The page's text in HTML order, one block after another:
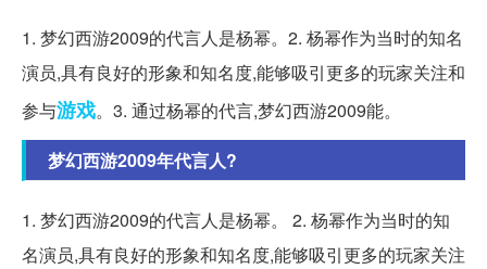
1. 梦幻西游2009的代言人是杨幂。2. 杨幂作为当时的知名
演员,具有良好的形象和知名度,能够吸引更多的玩家关注和
参与游戏。3. 通过杨幂的代言,梦幻西游2009能。
梦幻西游2009年代言人?
1. 梦幻西游2009的代言人是杨幂。 2. 杨幂作为当时的知
名演员,具有良好的形象和知名度,能够吸引更多的玩家关注